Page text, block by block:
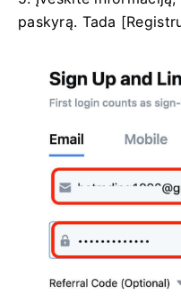
paskyrą. Tada